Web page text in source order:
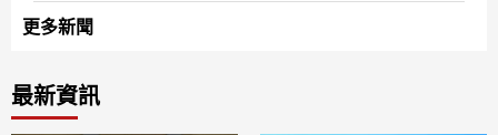
更多新聞
最新資訊